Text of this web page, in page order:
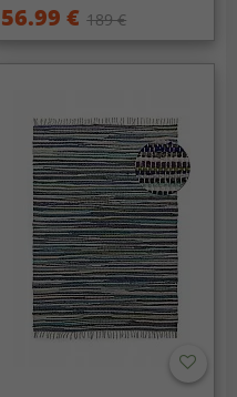
56.99 € 189 €